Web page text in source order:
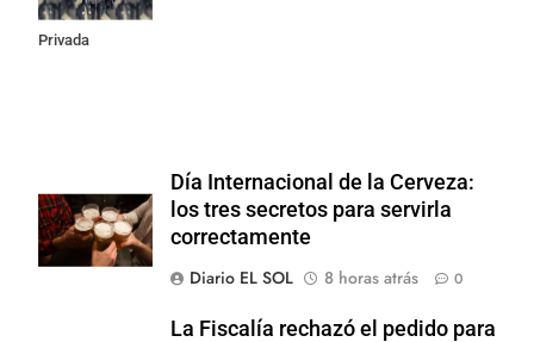
Propiedad
Privada
Día Internacional de la Cerveza:
los tres secretos para servirla
correctamente
Diario EL SOL
8 horas atrás 0
La Fiscalía rechazó el pedido para